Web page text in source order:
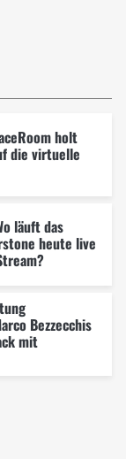
holt
die virtuelle
läuft das
heute live
Bezzecchis
mit